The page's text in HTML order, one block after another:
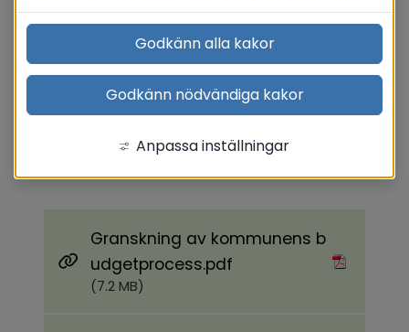
Äldre rapporter
Granskning av kommunens b
udgetprocess.pdf
(7.2 MB)
Godkänn alla kakor
Godkänn nödvändiga kakor
Anpassa inställningar